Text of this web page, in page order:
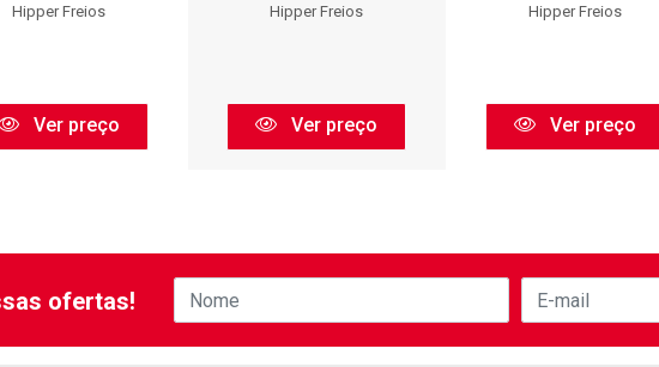
Hipper Freios
Ver preço
Hipper Freios
Ver preço
Hipper Freios
Ver preço
ofertas!